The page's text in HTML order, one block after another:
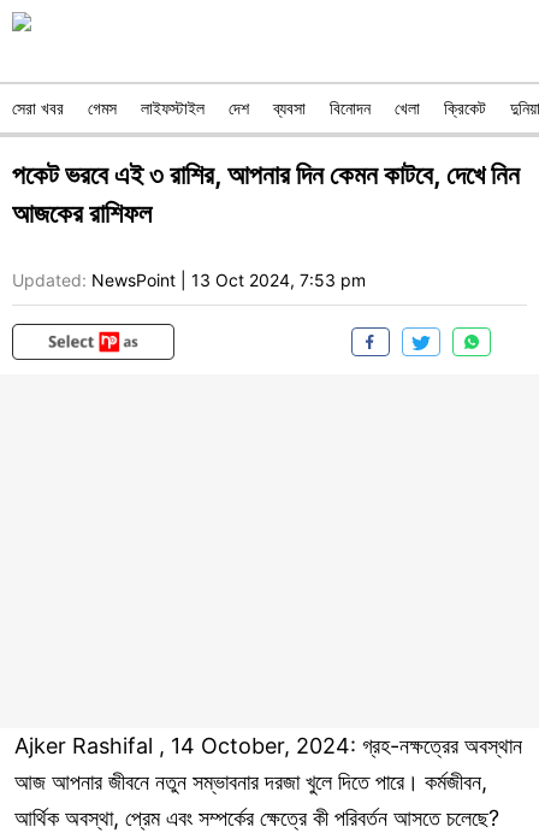
সেরা খবর গেমস লাইফস্টাইল দেশ ব্যবসা বিনোদন খেলা ক্রিকেট দুনিয়া
পকেট ভরবে এই ৩ রাশির, আপনার দিন কেমন কাটবে, দেখে নিন
আজকের রাশিফল
Updated: NewsPoint 13 Oct 2024, 7:53 pm
Ajker Rashifal , 14 October, 2024: গ্রহ-নক্ষত্রের অবস্থান
আজ আপনার জীবনে নতুন সম্ভাবনার দরজা খুলে দিতে পারে। কর্মজীবন,
আর্থিক অবস্থা, প্রেম এবং সম্পর্কের ক্ষেত্রে কী পরিবর্তন আসতে চলেছে?